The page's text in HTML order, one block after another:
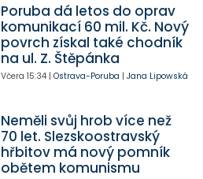
Poruba dá letos do oprav
komunikací 60 mil. Kč. Nový
povrch získal také chodník
na ul. Z. Štěpánka
Včera 15:34| Ostrava-Poruba | Jana Lipowská
Neměli svůj hrob více než
70 let. Slezskoostravský
hřbitov má nový pomník
obětem komunismu